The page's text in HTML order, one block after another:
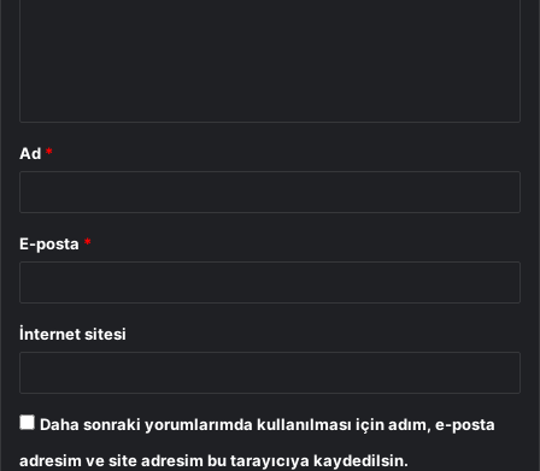
Ad *
E-posta *
İnternet sitesi
Daha sonraki yorumlarımda kullanılması için adım, e-posta
adresim ve site adresim bu tarayıcıya kaydedilsin.